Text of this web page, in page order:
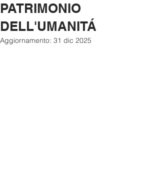
PATRIMONIO
DELL'UMANITÁ
Aggiornamento: 31 dic 2025